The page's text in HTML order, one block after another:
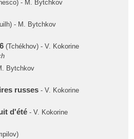
- M. Bytchkov
- M. Bytchkov
(Tchékhov) - V. Kokorine
Bytchkov
russes- V. Kokorine
d'été- V. Kokorine